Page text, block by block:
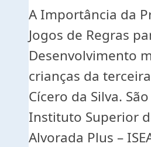
A Importância da
Jogos de Regras
Desenvolvimento
crianças da
Cícero da Silva.
Instituto Superior
Alvorada Plus –